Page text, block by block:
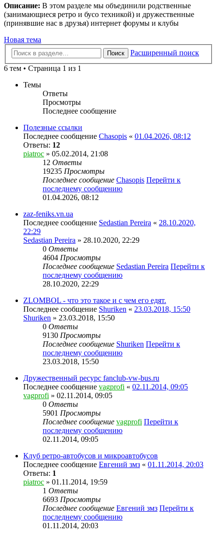
Описание: В этом разделе мы объединили родственные
(занимающиеся ретро и бусо техникой) и дружественные
(принявшие нас в друзья) интернет форумы и клубы
Новая тема
Поиск
Расширенный поиск
6 тем • Страница 1 из 1
Темы
Ответы
Просмотры
Последнее сообщение
Полезные ссылки
Последнее сообщение Chasopis « 01.04.2026, 08:12
Ответы: 12
piatroc » 05.02.2014, 21:08
12 Ответы
19235 Просмотры
Последнее сообщение Chasopis Перейти к
последнему сообщению
01.04.2026, 08:12
zaz-feniks.vn.ua
Последнее сообщение Sedastian Pereira « 28.10.2020,
22:29
Sedastian Pereira » 28.10.2020, 22:29
0 Ответы
4604 Просмотры
Последнее сообщение Sedastian Pereira Перейти к
последнему сообщению
28.10.2020, 22:29
ZLOMBOL - что это такое и с чем его едят.
Последнее сообщение Shuriken « 23.03.2018, 15:50
Shuriken » 23.03.2018, 15:50
0 Ответы
9130 Просмотры
Последнее сообщение Shuriken Перейти к
последнему сообщению
23.03.2018, 15:50
Дружественный ресурс fanclub-vw-bus.ru
Последнее сообщение vagprofi « 02.11.2014, 09:05
vagprofi » 02.11.2014, 09:05
0 Ответы
5901 Просмотры
Последнее сообщение vagprofi Перейти к
последнему сообщению
02.11.2014, 09:05
Клуб ретро-автобусов и микроавтобусов
Последнее сообщение Евгений змз « 01.11.2014, 20:03
Ответы: 1
piatroc » 01.11.2014, 19:59
1 Ответы
6693 Просмотры
Последнее сообщение Евгений змз Перейти к
последнему сообщению
01.11.2014, 20:03